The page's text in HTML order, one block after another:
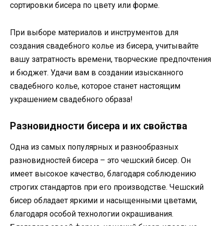
сортировки бисера по цвету или форме.
При выборе материалов и инструментов для
создания свадебного колье из бисера, учитывайте
вашу затратность времени, творческие предпочтения
и бюджет. Удачи вам в создании изысканного
свадебного колье, которое станет настоящим
украшением свадебного образа!
Разновидности бисера и их свойства
Одна из самых популярных и разнообразных
разновидностей бисера – это чешский бисер. Он
имеет высокое качество, благодаря соблюдению
строгих стандартов при его производстве. Чешский
бисер обладает яркими и насыщенными цветами,
благодаря особой технологии окрашивания.